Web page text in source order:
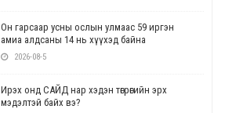
Он гарсаар усны ослын улмаас 59 иргэн
амиа алдсаны 14 нь хүүхэд байна
2026-08-5
Ирэх онд САЙД нар хэдэн төгрөгийн эрх
мэдэлтэй байх вэ?